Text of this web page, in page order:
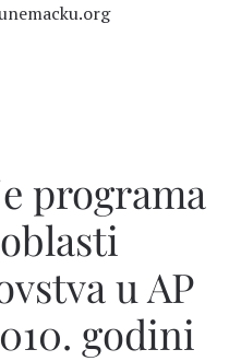
programa
u AP
godini